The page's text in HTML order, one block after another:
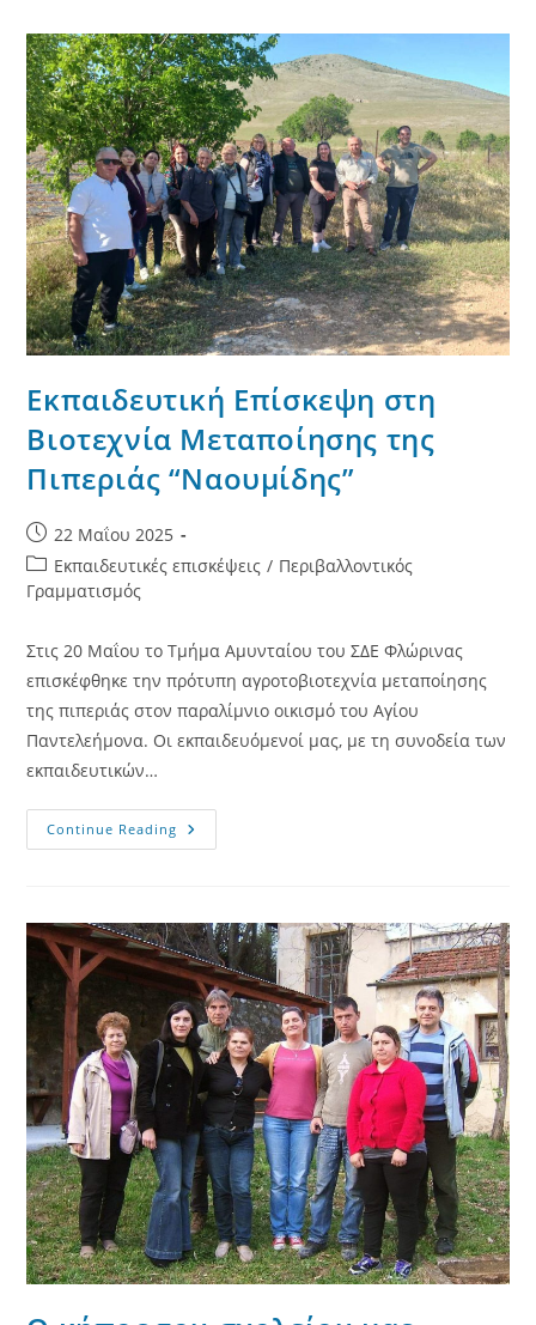
Εκπαιδευτική Επίσκεψη στη
Βιοτεχνία Μεταποίησης της
Πιπεριάς “Ναουμίδης”
Post
published:
22 Μαΐου 2025
Post
category:
Εκπαιδευτικές επισκέψεις / Περιβαλλοντικός
Γραμματισμός
Στις 20 Μαΐου το Τμήμα Αμυνταίου του ΣΔΕ Φλώρινας
επισκέφθηκε την πρότυπη αγροτοβιοτεχνία μεταποίησης
της πιπεριάς στον παραλίμνιο οικισμό του Αγίου
Παντελεήμονα. Οι εκπαιδευόμενοί μας, με τη συνοδεία των
εκπαιδευτικών…
Continue Reading Εκπαιδευτική
Επίσκεψη
Πιπεριάς
“Ναουμίδης”